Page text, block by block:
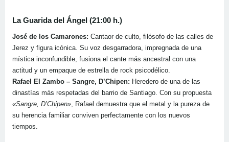
La Guarida del Ángel (21:00 h.)
José de los Camarones: Cantaor de culto, filósofo de las calles de
Jerez y figura icónica. Su voz desgarradora, impregnada de una
mística inconfundible, fusiona el cante más ancestral con una
actitud y un empaque de estrella de rock psicodélico.
Rafael El Zambo – Sangre, D’Chipen: Heredero de una de las
dinastías más respetadas del barrio de Santiago. Con su propuesta
«Sangre, D’Chipen» , Rafael demuestra que el metal y la pureza de
su herencia familiar conviven perfectamente con los nuevos
tiempos.